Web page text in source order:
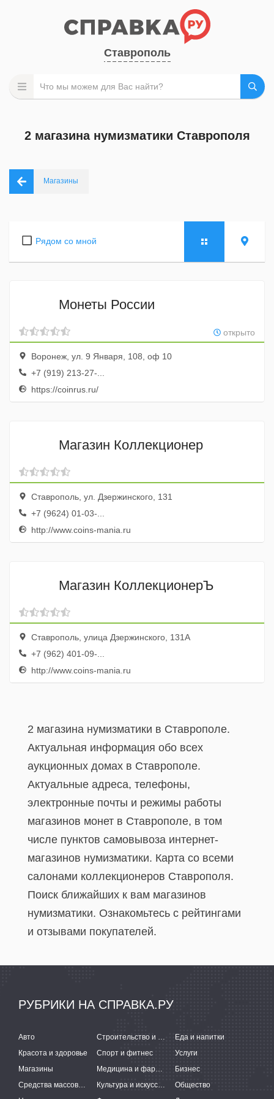
Ставрополь
2 магазина нумизматики Ставрополя
Магазины
Рядом со мной
Монеты России
открыто
Воронеж, ул. 9 Января, 108, оф 10
+7 (919) 213-27-...
https://coinrus.ru/
Магазин Коллекционер
Ставрополь, ул. Дзержинского, 131
+7 (9624) 01-03-...
http://www.coins-mania.ru
Магазин КоллекционерЪ
Ставрополь, улица Дзержинского, 131А
+7 (962) 401-09-...
http://www.coins-mania.ru
2 магазина нумизматики в Ставрополе.
Актуальная информация обо всех
аукционных домах в Ставрополе.
Актуальные адреса, телефоны,
электронные почты и режимы работы
магазинов монет в Ставрополе, в том
числе пунктов самовывоза интернет-
магазинов нумизматики. Карта со всеми
салонами коллекционеров Ставрополя.
Поиск ближайших к вам магазинов
нумизматики. Ознакомьтесь с рейтингами
и отзывами покупателей.
РУБРИКИ НА СПРАВКА.РУ
Авто Строительство и ремонт
Еда и напитки
Красота и здоровье
Спорт и фитнес
Услуги
Магазины
Медицина и фармацевтика
Бизнес
Средства массовой информации
Культура и искусство
Общество